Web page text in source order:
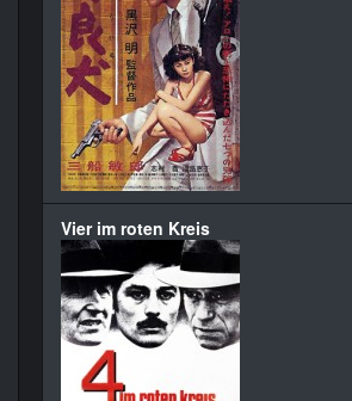
Vier im roten Kreis